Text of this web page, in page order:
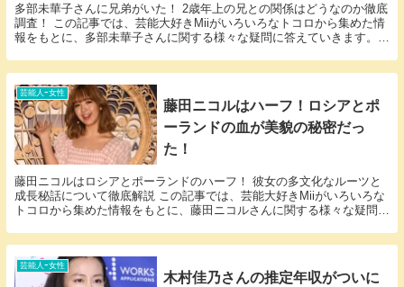
多部未華子さんに兄弟がいた！ 2歳年上の兄との関係はどうなのか徹底
調査！ この記事では、芸能大好きMiiがいろいろなトコロから集めた情
報をもとに、多部未華子さんに関する様々な疑問に答えていきます。
芸能人ｰ女性
藤田ニコルはハーフ！ロシアとポ
ーランドの血が美貌の秘密だっ
た！
藤田ニコルはロシアとポーランドのハーフ！ 彼女の多文化なルーツと
成長秘話について徹底解説 この記事では、芸能大好きMiiがいろいろな
トコロから集めた情報をもとに、藤田ニコルさんに関する様々な疑問に
芸能人ｰ女性
木村佳乃さんの推定年収がついに